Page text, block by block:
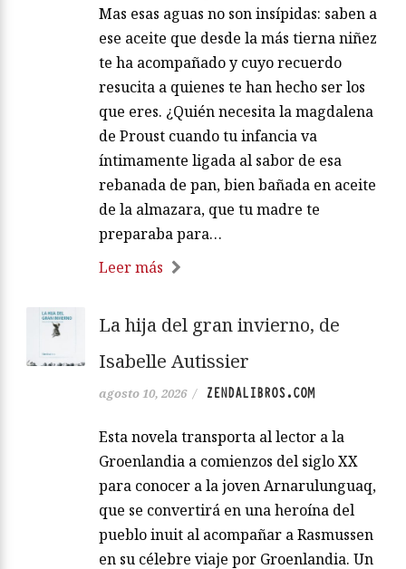
Mas esas aguas no son insípidas: saben a
ese aceite que desde la más tierna niñez
te ha acompañado y cuyo recuerdo
resucita a quienes te han hecho ser los
que eres. ¿Quién necesita la magdalena
de Proust cuando tu infancia va
íntimamente ligada al sabor de esa
rebanada de pan, bien bañada en aceite
de la almazara, que tu madre te
preparaba para…
Leer más
La hija del gran invierno, de
Isabelle Autissier
agosto 10, 2026 / ZENDALIBROS.COM
Esta novela transporta al lector a la
Groenlandia a comienzos del siglo XX
para conocer a la joven Arnarulunguaq,
que se convertirá en una heroína del
pueblo inuit al acompañar a Rasmussen
en su célebre viaje por Groenlandia. Un